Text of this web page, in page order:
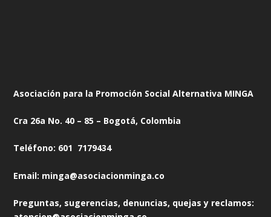
Asociación para la Promoción Social Alternativa MINGA
Cra 26a No. 40 – 85 – Bogotá, Colombia
Teléfono: 601 7179434
Email: minga@asociacionminga.co
Preguntas, sugerencias, denuncias, quejas y reclamos: